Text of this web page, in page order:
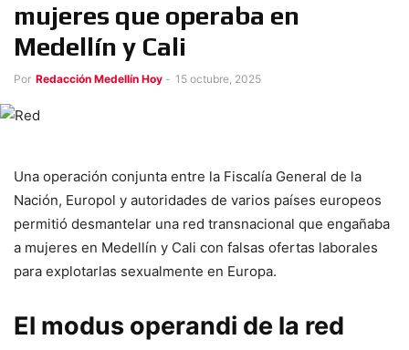
mujeres que operaba en
Medellín y Cali
Por Redacción Medellín Hoy - 15 octubre, 2025
Una operación conjunta entre la Fiscalía General de la
Nación, Europol y autoridades de varios países europeos
permitió desmantelar una red transnacional que engañaba
a mujeres en Medellín y Cali con falsas ofertas laborales
para explotarlas sexualmente en Europa.
El modus operandi de la red